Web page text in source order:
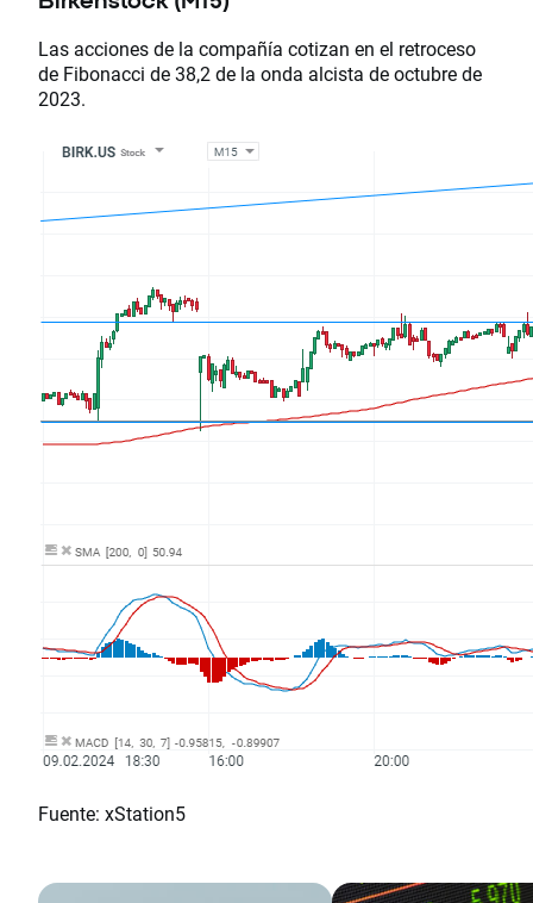
Las acciones de la compañía cotizan en el retroceso
de Fibonacci de 38,2 de la onda alcista de octubre de
2023.
Fuente: xStation5